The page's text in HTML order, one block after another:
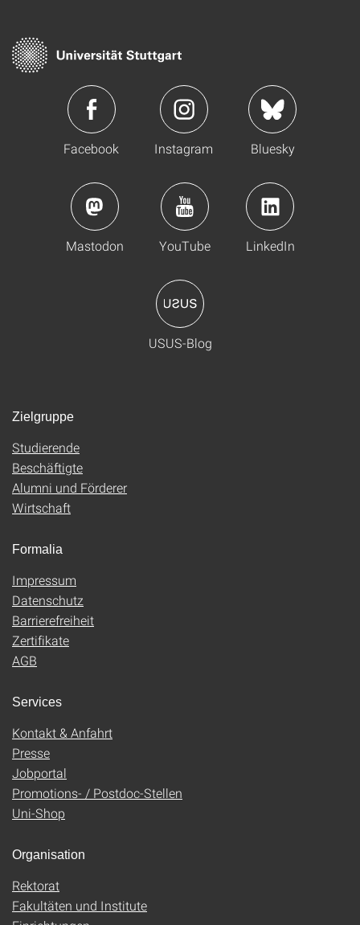
Facebook Instagram Bluesky
Mastodon YouTube LinkedIn
USUS-Blog
Zielgruppe
Studierende
Beschäftigte
Alumni und Förderer
Wirtschaft
Formalia
Impressum
Datenschutz
Barrierefreiheit
Zertifikate
AGB
Services
Kontakt & Anfahrt
Presse
Jobportal
Promotions- / Postdoc-Stellen
Uni-Shop
Organisation
Rektorat
Fakultäten und Institute